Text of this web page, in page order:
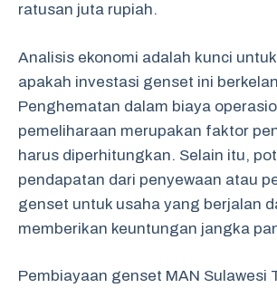
ratusan juta rupiah.
Analisis ekonomi adalah kunci
apakah investasi genset ini
Penghematan dalam biaya
pemeliharaan merupakan faktor
harus diperhitungkan. Selain itu,
pendapatan dari penyewaan atau
genset untuk usaha yang berjalan
memberikan keuntungan jangka
Pembiayaan genset MAN Sulawesi